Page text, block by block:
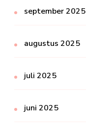
september 2025
augustus 2025
juli 2025
juni 2025